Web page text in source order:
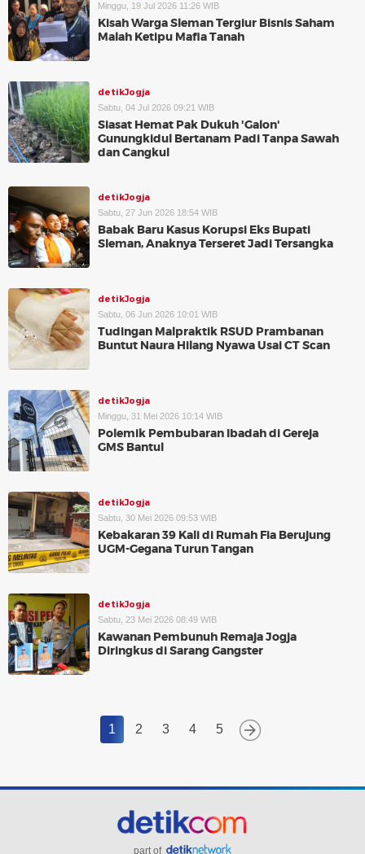
Minggu, 19 Jul 2026 11:26 WIB
Kisah Warga Sleman Tergiur Bisnis Saham
Malah Ketipu Mafia Tanah
detikJogja
Sabtu, 04 Jul 2026 09:21 WIB
Siasat Hemat Pak Dukuh 'Galon'
Gunungkidul Bertanam Padi Tanpa Sawah
dan Cangkul
detikJogja
Sabtu, 27 Jun 2026 18:54 WIB
Babak Baru Kasus Korupsi Eks Bupati
Sleman, Anaknya Terseret Jadi Tersangka
detikJogja
Sabtu, 06 Jun 2026 10:01 WIB
Tudingan Malpraktik RSUD Prambanan
Buntut Naura Hilang Nyawa Usai CT Scan
detikJogja
Minggu, 31 Mei 2026 10:14 WIB
Polemik Pembubaran Ibadah di Gereja
GMS Bantul
detikJogja
Sabtu, 30 Mei 2026 09:53 WIB
Kebakaran 39 Kali di Rumah Fia Berujung
UGM-Gegana Turun Tangan
detikJogja
Sabtu, 23 Mei 2026 08:49 WIB
Kawanan Pembunuh Remaja Jogja
Diringkus di Sarang Gangster
1 2 3 4 5
part of